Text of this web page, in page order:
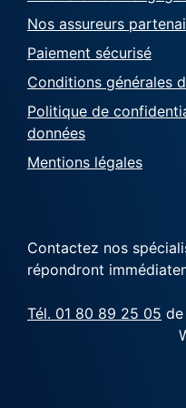
Nos assureurs
Paiement sécurisé
Conditions générales
Politique de
données
Mentions légales
Contactez nos
répondront
Tél. 01 80 89 25 05 de